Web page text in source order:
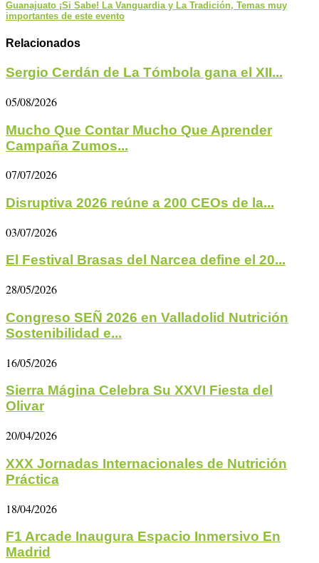
Guanajuato ¡Si Sabe! La Vanguardia y La Tradición, Temas muy
importantes de este evento
Relacionados
Sergio Cerdán de La Tómbola gana el XII...
05/08/2026
Mucho Que Contar Mucho Que Aprender
Campaña Zumos...
07/07/2026
Disruptiva 2026 reúne a 200 CEOs de la...
03/07/2026
El Festival Brasas del Narcea define el 20...
28/05/2026
Congreso SEÑ 2026 en Valladolid Nutrición
Sostenibilidad e...
16/05/2026
Sierra Mágina Celebra Su XXVI Fiesta del
Olivar
20/04/2026
XXX Jornadas Internacionales de Nutrición
Práctica
18/04/2026
F1 Arcade Inaugura Espacio Inmersivo En
Madrid